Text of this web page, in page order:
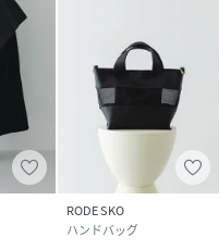
RODE SKO
ハンドバッグ